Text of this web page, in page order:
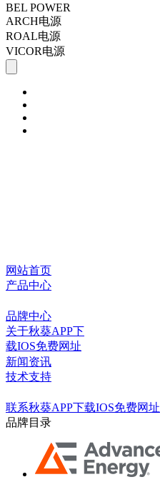
BEL POWER
ARCH电源
ROAL电源
VICOR电源
网站首页
产品中心
品牌中心
关于秋葵APP下
载IOS免费网址
新闻资讯
技术支持
联系秋葵APP下载IOS免费网址
品牌目录